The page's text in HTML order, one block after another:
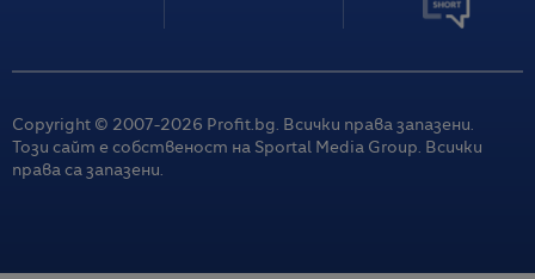
Copyright © 2007-2026 Profit.bg. Всички права запазени.
Този сайт е собственост на Sportal Media Group. Всички
права са запазени.